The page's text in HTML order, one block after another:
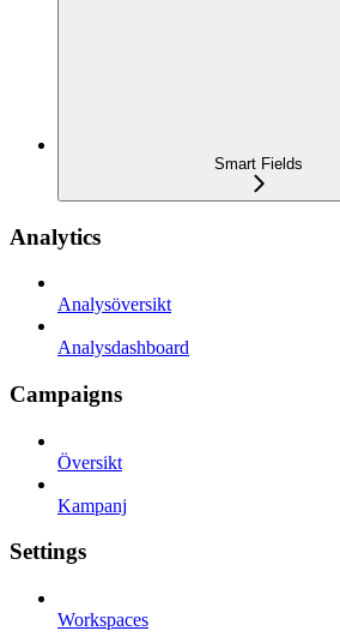
Smart Fields
Analytics
Analysöversikt
Analysdashboard
Campaigns
Översikt
Kampanj
Settings
Workspaces